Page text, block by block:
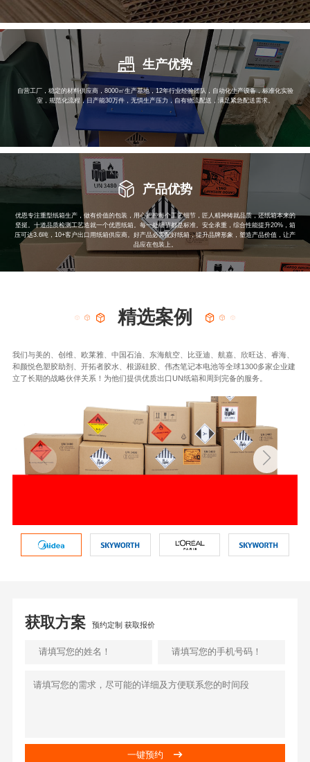
生产优势
自营工厂，稳定的材料供应商，8000㎡生产基地，12年行业经验团队，自动化生产设备，标准化实验
室，规范化流程，日产能30万件，无惧生产压力，自有物流配送，满足紧急配送需求。
产品优势
优恩专注重型纸箱生产，做有价值的包装，用心把控每个工艺细节，匠人精神铸就品质，还纸箱本来的
坚挺。十道品质检测工艺造就一个优恩纸箱。每一处细节都是标准。安全承重，综合性能提升20%，箱
压可达3.6吨，10+客户出口用纸箱供应商。好产品必需配好纸箱，提升品牌形象，塑造产品价值，让产
品应在包装上。
精选案例
我们与美的、创维、欧莱雅、中国石油、东海航空、比亚迪、航嘉、欣旺达、睿海、
和颜悦色塑胶助剂、开拓者胶水、根源硅胶、伟杰笔记本电池等全球1300多家企业建
立了长期的战略伙伴关系！为他们提供优质出口UN纸箱和周到完备的服务。
获取方案 预约定制 获取报价
一键预约